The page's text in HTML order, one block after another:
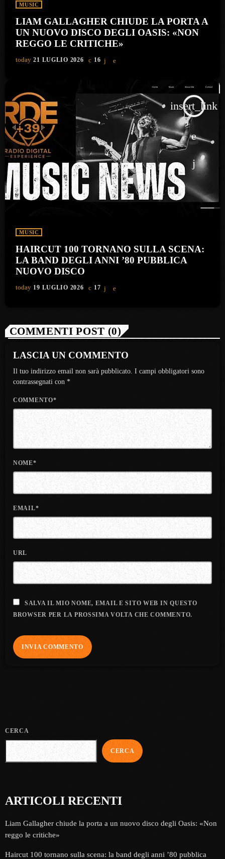
MUSIC
LIAM GALLAGHER CHIUDE LA PORTA A
UN NUOVO DISCO DEGLI OASIS: «NON
REGGO LE CRITICHE»
today 21 LUGLIO 2026 16
insert_link
MUSIC
HAIRCUT 100 TORNANO SULLA SCENA:
LA BAND DEGLI ANNI ’80 PUBBLICA
NUOVO DISCO
today 19 LUGLIO 2026 17
COMMENTI POST (0)
LASCIA UN COMMENTO
Il tuo indirizzo email non sarà pubblicato. I campi obbligatori sono
contrassegnati con *
COMMENTO*
NOME*
EMAIL*
URL
SALVA IL MIO NOME, EMAIL E SITO WEB IN QUESTO
BROWSER PER LA PROSSIMA VOLTA CHE COMMENTO.
CERCA
CERCA
ARTICOLI RECENTI
Liam Gallagher chiude la porta a un nuovo disco degli Oasis: «Non
reggo le critiche»
Haircut 100 tornano sulla scena: la band degli anni ’80 pubblica